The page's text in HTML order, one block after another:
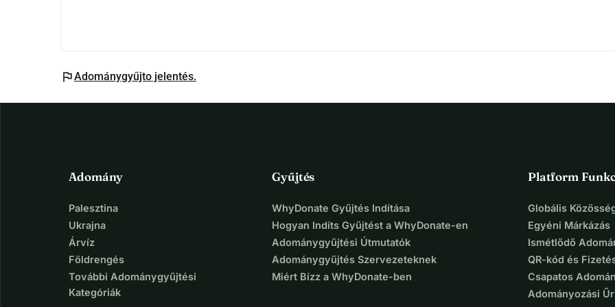
flagAdománygyűjto jelentés.
Adomány
Palesztina
Ukrajna
Árvíz
Földrengés
További Adománygyűjtési
Kategóriák
Gyűjtés
WhyDonate Gyűjtés Indítása
Hogyan Indíts Gyűjtést a WhyDonate-en
Adománygyűjtési Útmutatók
Adománygyűjtés Szervezeteknek
Miért Bízz a WhyDonate-ben
Platform
Globális
Egyéni Márkázás
Ismétlődő
QR-kód és
Csapatos
Adományozási